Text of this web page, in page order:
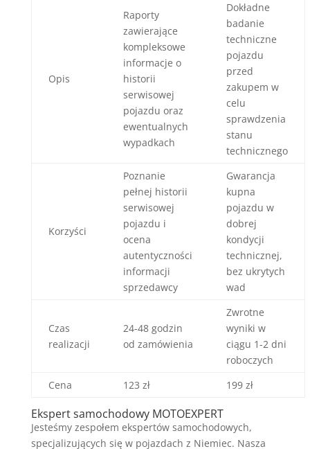
Opis
Raporty
zawierające
kompleksowe
informacje o
historii
serwisowej
pojazdu oraz
ewentualnych
wypadkach
Dokładne
badanie
techniczne
pojazdu
przed
zakupem w
celu
sprawdzenia
stanu
technicznego
Korzyści
Poznanie
pełnej historii
serwisowej
pojazdu i
ocena
autentyczności
informacji
sprzedawcy
Gwarancja
kupna
pojazdu w
dobrej
kondycji
technicznej,
bez ukrytych
wad
Czas
realizacji
24-48 godzin
od zamówienia
Zwrotne
wyniki w
ciągu 1-2 dni
roboczych
Cena
123 zł 199 zł
Ekspert samochodowy MOTOEXPERT
Jesteśmy zespołem ekspertów samochodowych,
specjalizujących się w pojazdach z Niemiec. Nasza